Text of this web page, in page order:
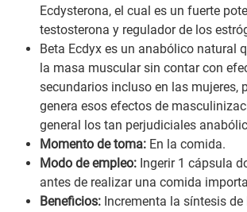
Ecdysterona, el cual es un fuerte
testosterona y regulador de los
Beta Ecdyx es un anabólico natural
la masa muscular sin contar con
secundarios incluso en las mujeres,
genera esos efectos de
general los tan perjudiciales
Momento de toma: En la comida.
Modo de empleo: Ingerir 1 cápsula
antes de realizar una comida
Beneficios: Incrementa la síntesis